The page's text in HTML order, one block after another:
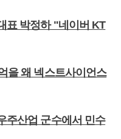
표 박정하 "네이버 KT
을 왜 넥스트사이언스
주산업 군수에서 민수